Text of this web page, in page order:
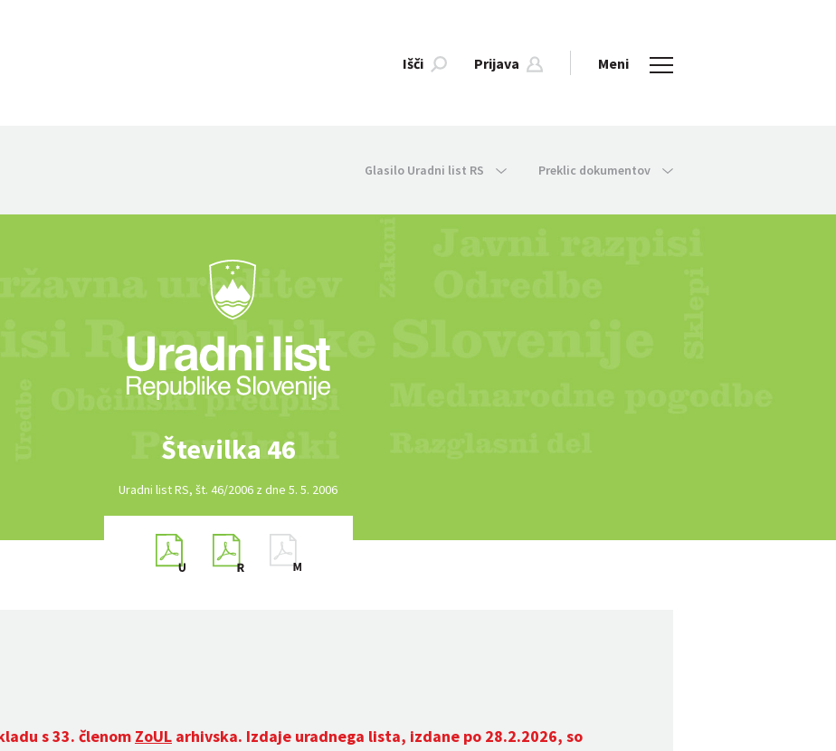
Išči Prijava Meni
Glasilo Uradni list RS Preklic dokumentov
Številka 46
Uradni list RS, št. 46/2006 z dne 5. 5. 2006
s 33. členom ZoUL arhivska. Izdaje uradnega lista, izdane po 28.2.2026, so